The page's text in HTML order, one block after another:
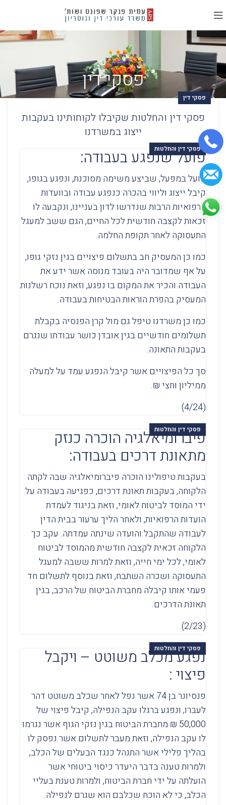
פסקי דין
פסקי דין
פסקי דין והחלטות שקיבלו לקוחותינו בעקבות
ייצוג במשרדנו
פסקי דין והחלטות
פועל שנפגע בעבודה:
פועל במפעל, שביצע משימה מסוכנת, ונפגע בגופו,
קיבל ייצוג וליווי בהכרה כנפגע עבודה ובוועדות
הרפואיות הרבות שנדרשו לדון בעניינו, ונקבעה לו
זכאות לקצבה חודשית לכל החיים, הגם ששב למעגל
התעסוקה לאחר תקופת החלמה.
כמו כן המעסיק חב בתשלום פיצויים בגין נזקי גופו,
על אף שמדובר היה בעובד מנוסה אשר ידע את
העבודה והכיר את המקום בו נפגע, וזאת נוכח רשלנות
המעסיק בהפרת הוראות הבטיחות בעבודה.
כמו כן משרדנו טיפל גם מול קרן הפנסיה בקבלת
תשלומים חודשיים בגין אובדן כושר עבודתו שנגרם
בעקבות התאונה.
סך כל הפיצויים אשר קיבל הנפגע עמד על למעלה
ממיליון וחצי ₪.
(4/24)
פסקי דין והחלטות
פיברומיאלגיה הוכרה כנזק
מתאונת דרכים בעבודה:
בעקבות טיפולינו הוכרה פיברומיאלגיה שבה לקתה
הלקוחה, בעקבות תאונת דרכים, כפגיעה בעבודה על
ידי המוסד לביטוח לאומי, וזאת בניגוד לעמדת
הועדות הרפואיות, ולאחר הליך ערעור בבית הדין
לעבודה שהתקבל והועדה שינתה עמדתה. עקב כך
הלקוחה זכאית לקצבה חודשית מהמוסד לביטוח
לאומי, לכל ימי חייה, וזאת למרות ששבה למעגל
התעסוקה ושכרה השתבח, וזאת בנוסף לתשלום חד
פעמי אותו קיבלה מחברת הביטוח של הרכב, בגין
תאונת הדרכים.
(2/23)
פסקי דין והחלטות
נפגע מכלב משוטט – ויקבל
פיצוי :
פנסיונר בן 74 אשר נפל לאחר שכלב משוטט דהר
לעברו, ונפגע ברגלו עקב הנפילה, קיבל פיצוי של
50,000 ₪ מחברת הביטוח בגין נזקי הגוף אשר נגרמו
לו עקב הנפילה, וזאת מעבר לתשלום אשר נפסק לו
בהליך פלילי אשר התנהל כנגד הבעלים של הכלב,
ולמרות טענה בדבר היעדר כיסוי ביטוחי אשר
הועלתה על ידי חברת הביטוח, ולמרות טענת בעליי
הכלב, כי לא הוכח שכלבם הוא שגרם לנפילה.